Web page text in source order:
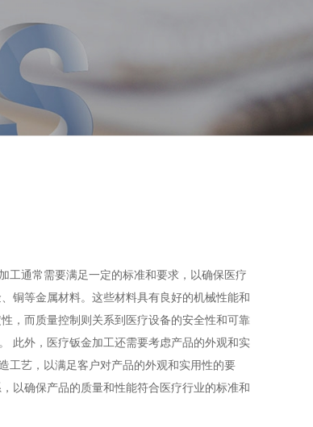
工通常需要满足一定的标准和要求，以确保医疗
铜等金属材料。这些材料具有良好的机械性能和
，而质量控制则关系到医疗设备的安全性和可靠
此外，医疗钣金加工还需要考虑产品的外观和实
工艺，以满足客户对产品的外观和实用性的要
以确保产品的质量和性能符合医疗行业的标准和